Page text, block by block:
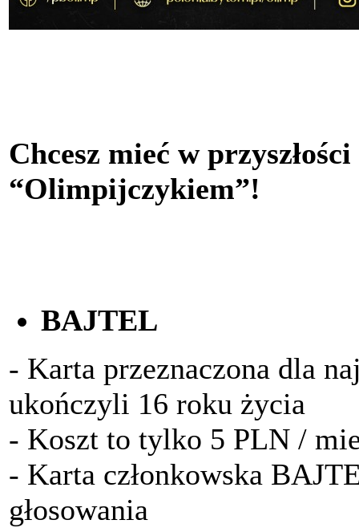
Chcesz mieć w
“Olimpijczykiem”!
BAJTEL
- Karta przeznaczona dla
ukończyli 16 roku życia
- Koszt to tylko 5 PLN /
- Karta członkowska
głosowania